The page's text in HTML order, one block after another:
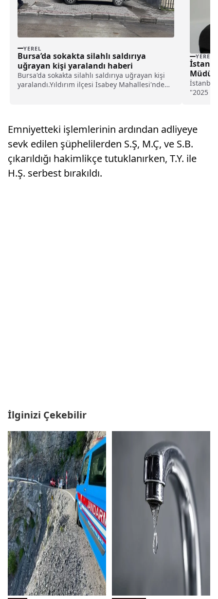
YEREL
Bursa’da sokakta silahlı saldırıya
uğrayan kişi yaralandı haberi
Bursa'da sokakta silahlı saldırıya uğrayan kişi
yaralandı.Yıldırım ilçesi İsabey Mahallesi'nde
YEREL
haberi
İstanbul
"2025
Emniyetteki işlemlerinin ardından adliyeye
sevk edilen şüphelilerden S.Ş, M.Ç, ve S.B.
çıkarıldığı hakimlikçe tutuklanırken, T.Y. ile
H.Ş. serbest bırakıldı.
İlginizi Çekebilir